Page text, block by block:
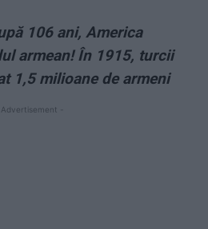
106 ani, America
armean! În 1915, turcii
1,5 milioane de armeni
-